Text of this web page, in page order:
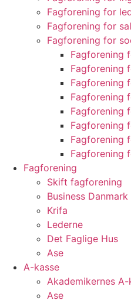
Fagforening for
Fagforening for
Fagforening for
Fagforening
Fagforening
Fagforening
Fagforening
Fagforening
Fagforening
Fagforening
Fagforening
Fagforening
Skift fagforening
Business Danmark
Krifa
Lederne
Det Faglige Hus
Ase
A-kasse
Akademikernes A-
Ase